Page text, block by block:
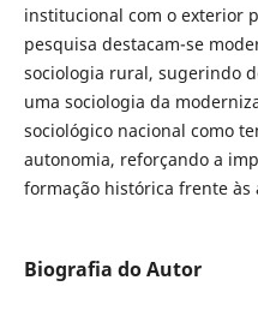
institucional com o exterior
pesquisa destacam-se
sociologia rural, sugerindo
uma sociologia da
sociológico nacional como
autonomia, reforçando a
formação histórica frente às
Biografia do Autor